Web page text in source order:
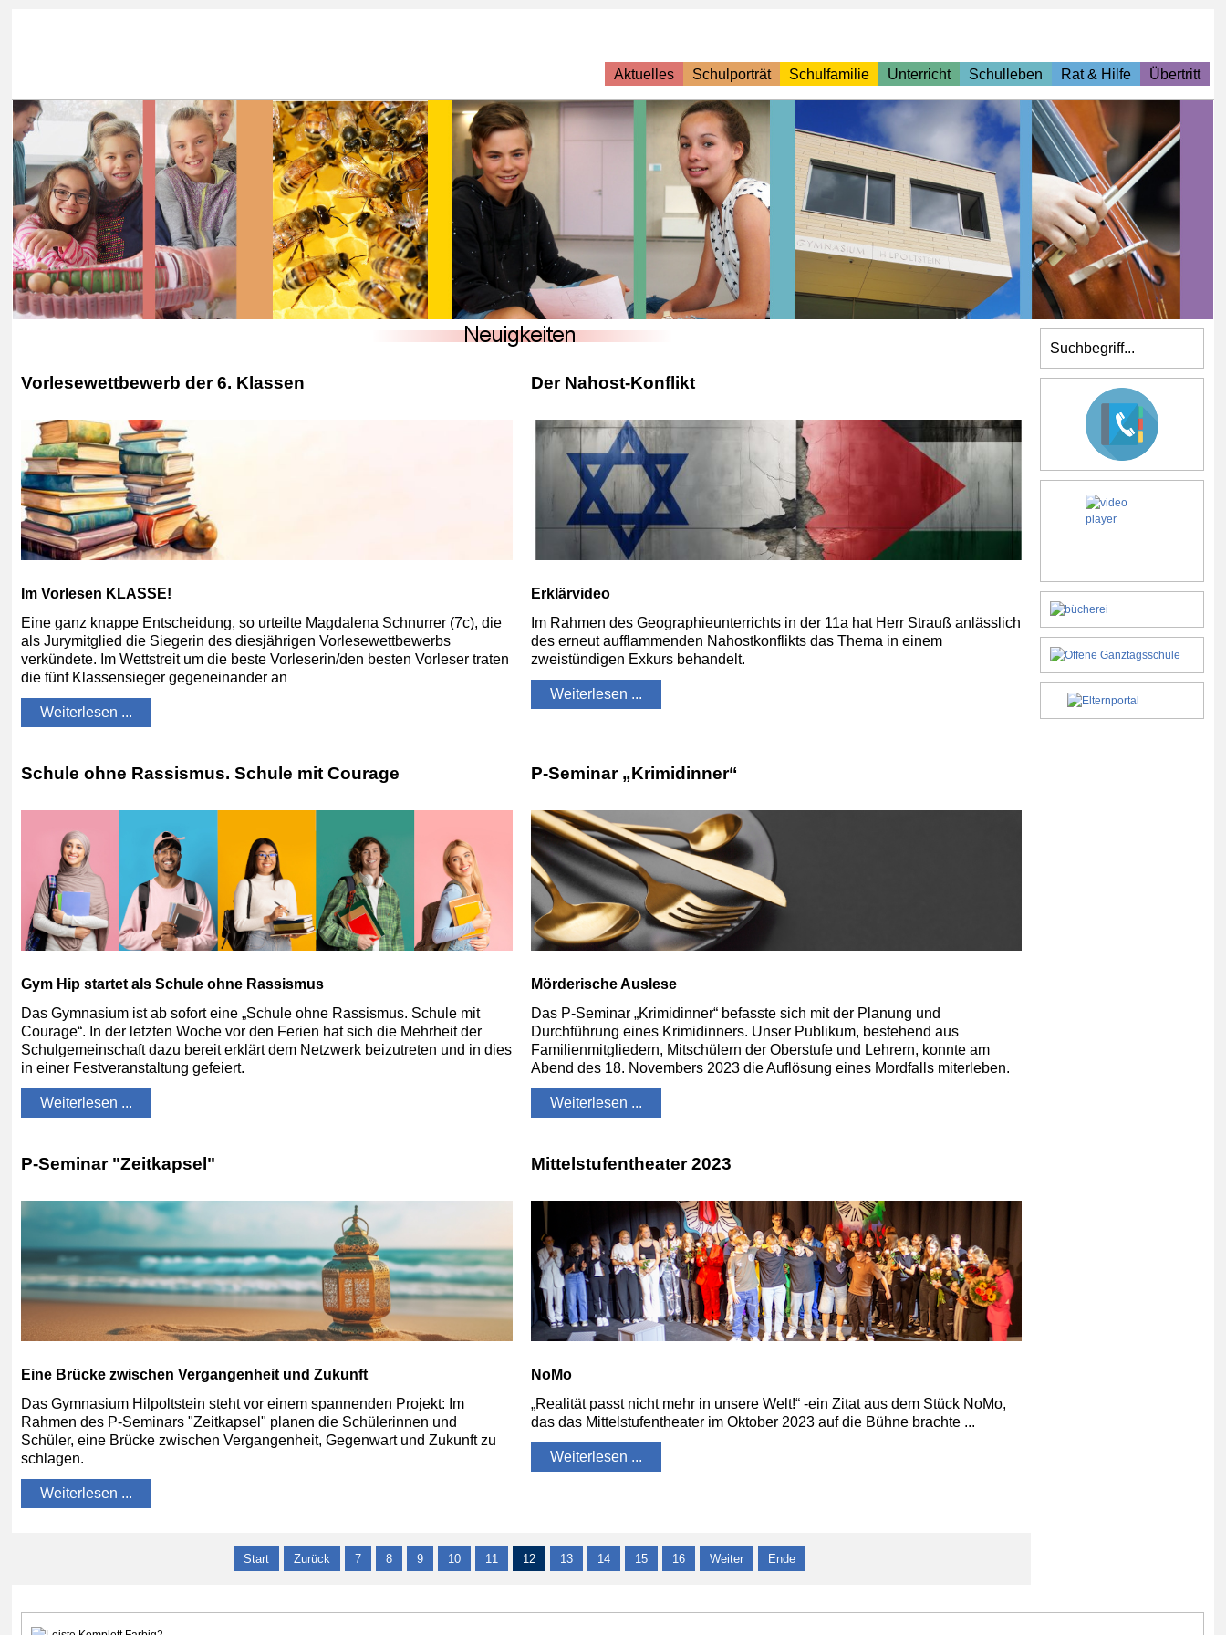
Aktuelles Schulporträt Schulfamilie Unterricht Schulleben Rat & Hilfe Übertritt
Vorlesewettbewerb der 6. Klassen
Im Vorlesen KLASSE!
Eine ganz knappe Entscheidung, so urteilte Magdalena Schnurrer (7c), die
als Jurymitglied die Siegerin des diesjährigen Vorlesewettbewerbs
verkündete. Im Wettstreit um die beste Vorleserin/den besten Vorleser traten
die fünf Klassensieger gegeneinander an
Weiterlesen ...
Der Nahost-Konflikt
Erklärvideo
Im Rahmen des Geographieunterrichts in der 11a hat Herr Strauß anlässlich
des erneut aufflammenden Nahostkonflikts das Thema in einem
zweistündigen Exkurs behandelt.
Weiterlesen ...
Schule ohne Rassismus. Schule mit Courage
Gym Hip startet als Schule ohne Rassismus
Das Gymnasium ist ab sofort eine „Schule ohne Rassismus. Schule mit
Courage“. In der letzten Woche vor den Ferien hat sich die Mehrheit der
Schulgemeinschaft dazu bereit erklärt dem Netzwerk beizutreten und in dies
in einer Festveranstaltung gefeiert.
Weiterlesen ...
P-Seminar „Krimidinner“
Mörderische Auslese
Das P-Seminar „Krimidinner“ befasste sich mit der Planung und
Durchführung eines Krimidinners. Unser Publikum, bestehend aus
Familienmitgliedern, Mitschülern der Oberstufe und Lehrern, konnte am
Abend des 18. Novembers 2023 die Auflösung eines Mordfalls miterleben.
Weiterlesen ...
P-Seminar "Zeitkapsel"
Eine Brücke zwischen Vergangenheit und Zukunft
Das Gymnasium Hilpoltstein steht vor einem spannenden Projekt: Im
Rahmen des P-Seminars "Zeitkapsel" planen die Schülerinnen und
Schüler, eine Brücke zwischen Vergangenheit, Gegenwart und Zukunft zu
schlagen.
Weiterlesen ...
Mittelstufentheater 2023
NoMo
„Realität passt nicht mehr in unsere Welt!“ -ein Zitat aus dem Stück NoMo,
das das Mittelstufentheater im Oktober 2023 auf die Bühne brachte ...
Weiterlesen ...
Start Zurück 7 8 9 10 11 12 13 14 15 16 Weiter Ende